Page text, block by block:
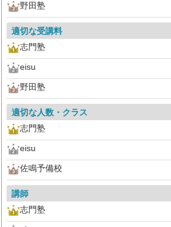
野田塾
適切な受講料
志門塾
eisu
野田塾
適切な人数・クラス
志門塾
eisu
佐鳴予備校
講師
志門塾